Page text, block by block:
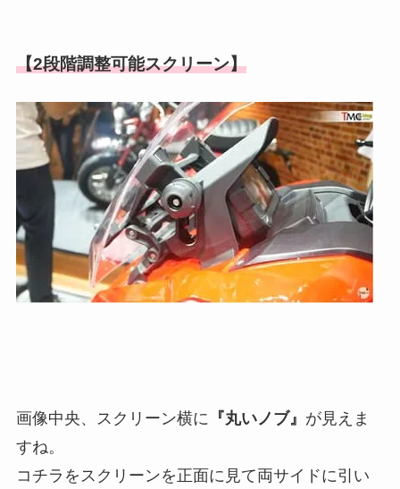
【2段階調整可能スクリーン】
画像中央、スクリーン横に 『丸いノブ』 が見えま
すね。
コチラをスクリーンを正面に見て両サイドに引い